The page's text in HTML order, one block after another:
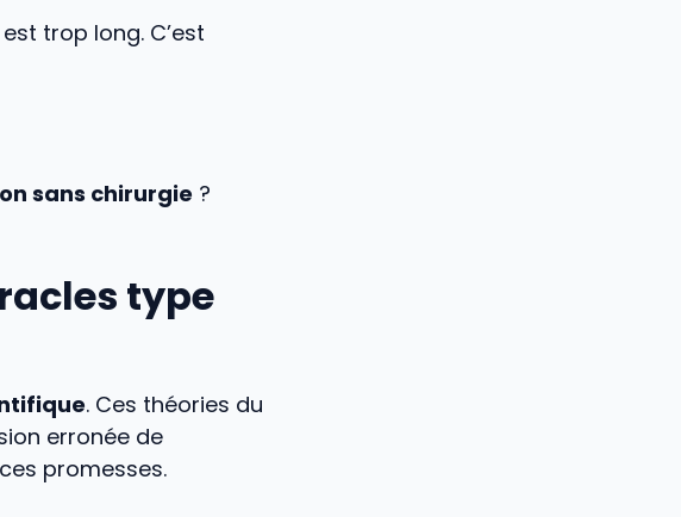
trop long. C’est
sans chirurgie ?
type
. Ces théories du
erronée de
promesses.